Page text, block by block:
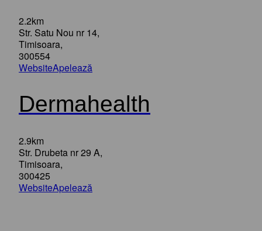
2.2km
Str. Satu Nou nr 14,
Timisoara,
300554
WebsiteApelează
Dermahealth
2.9km
Str. Drubeta nr 29 A,
Timisoara,
300425
WebsiteApelează